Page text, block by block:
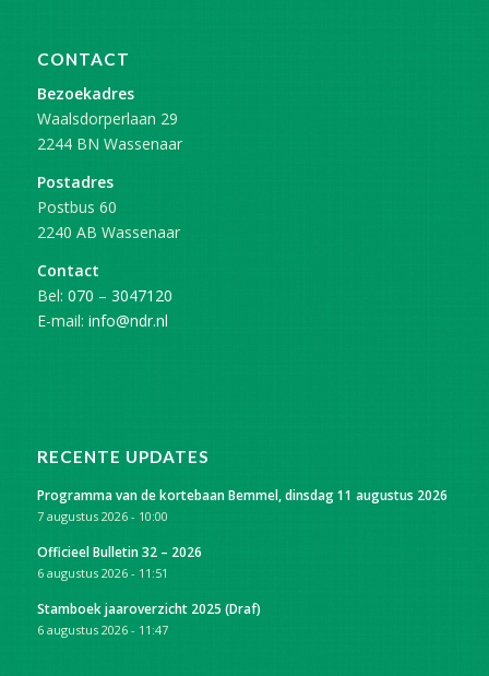
CONTACT
Bezoekadres
Waalsdorperlaan 29
2244 BN Wassenaar
Postadres
Postbus 60
2240 AB Wassenaar
Contact
Bel: 070 – 3047120
E-mail: info@ndr.nl
RECENTE UPDATES
Programma van de kortebaan Bemmel, dinsdag 11 augustus 2026
7 augustus 2026 - 10:00
Officieel Bulletin 32 – 2026
6 augustus 2026 - 11:51
Stamboek jaaroverzicht 2025 (Draf)
6 augustus 2026 - 11:47